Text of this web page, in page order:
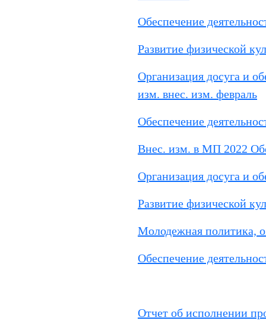
Обеспечение
Развитие физической
Организация досуга и
изм. внес. изм. февраль
Обеспечение
Внес. изм. в МП 2022
Организация досуга и
Развитие физической
Молодежная политика,
Обеспечение
Отчет об исполнении